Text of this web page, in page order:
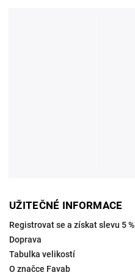
UŽITEČNÉ INFORMACE
Registrovat se a získat slevu 5 %
Doprava
Tabulka velikostí
O značce Favab